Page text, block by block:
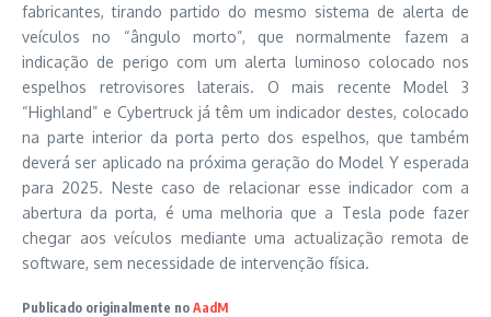
fabricantes, tirando partido do mesmo sistema de alerta de
veículos no “ângulo morto”, que normalmente fazem a
indicação de perigo com um alerta luminoso colocado nos
espelhos retrovisores laterais. O mais recente Model 3
“Highland” e Cybertruck já têm um indicador destes, colocado
na parte interior da porta perto dos espelhos, que também
deverá ser aplicado na próxima geração do Model Y esperada
para 2025. Neste caso de relacionar esse indicador com a
abertura da porta, é uma melhoria que a Tesla pode fazer
chegar aos veículos mediante uma actualização remota de
software, sem necessidade de intervenção física.
Publicado originalmente no AadM